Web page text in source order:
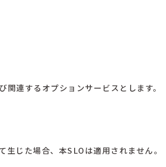
連するオプションサービスとします。
じた場合、本SLOは適用されません。